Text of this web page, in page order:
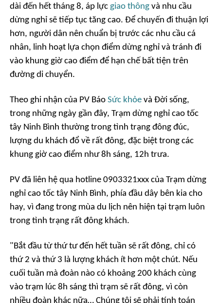
dài đến hết tháng 8, áp lực giao thông và nhu cầu
dừng nghỉ sẽ tiếp tục tăng cao. Để chuyến đi thuận lợi
hơn, người dân nên chuẩn bị trước các nhu cầu cá
nhân, linh hoạt lựa chọn điểm dừng nghỉ và tránh đi
vào khung giờ cao điểm để hạn chế bất tiện trên
đường di chuyển.
Theo ghi nhận của PV Báo Sức khỏe và Đời sống,
trong những ngày gần đây, Trạm dừng nghỉ cao tốc
tây Ninh Bình thường trong tình trạng đông đúc,
lượng du khách đổ về rất đông, đặc biệt trong các
khung giờ cao điểm như 8h sáng, 12h trưa.
PV đã liên hệ qua hotline 0903321xxx của Trạm dừng
nghỉ cao tốc tây Ninh Bình, phía đầu dây bên kia cho
hay, vì đang trong mùa du lịch nên hiện tại trạm luôn
trong tình trạng rất đông khách.
"Bắt đầu từ thứ tư đến hết tuần sẽ rất đông, chỉ có
thứ 2 và thứ 3 là lượng khách ít hơn một chút. Nếu
cuối tuần mà đoàn nào có khoảng 200 khách cùng
vào trạm lúc 8h sáng thì trạm sẽ rất đông, vì còn
nhiều đoàn khác nữa… Chúng tôi sẽ phải tính toán